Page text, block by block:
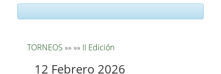
TORNEOS »» »» II Edición
12 Febrero 2026